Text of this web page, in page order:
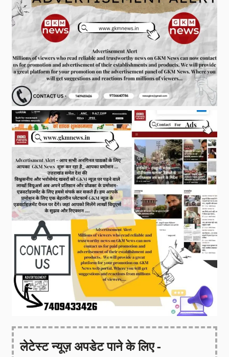
लेटेस्ट न्यूज़ अपडेट पाने के लिए -